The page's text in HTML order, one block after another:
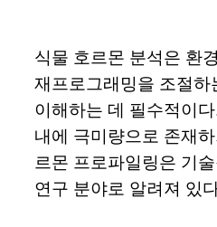
식물 호르몬 분석은 환
재프로그래밍을 조절하
이해하는 데 필수적이
내에 극미량으로 존재
르몬 프로파일링은 기
연구 분야로 알려져 있